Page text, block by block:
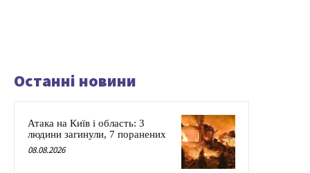
Останні новини
Атака на Київ і область: 3
людини загинули, 7 поранених
08.08.2026